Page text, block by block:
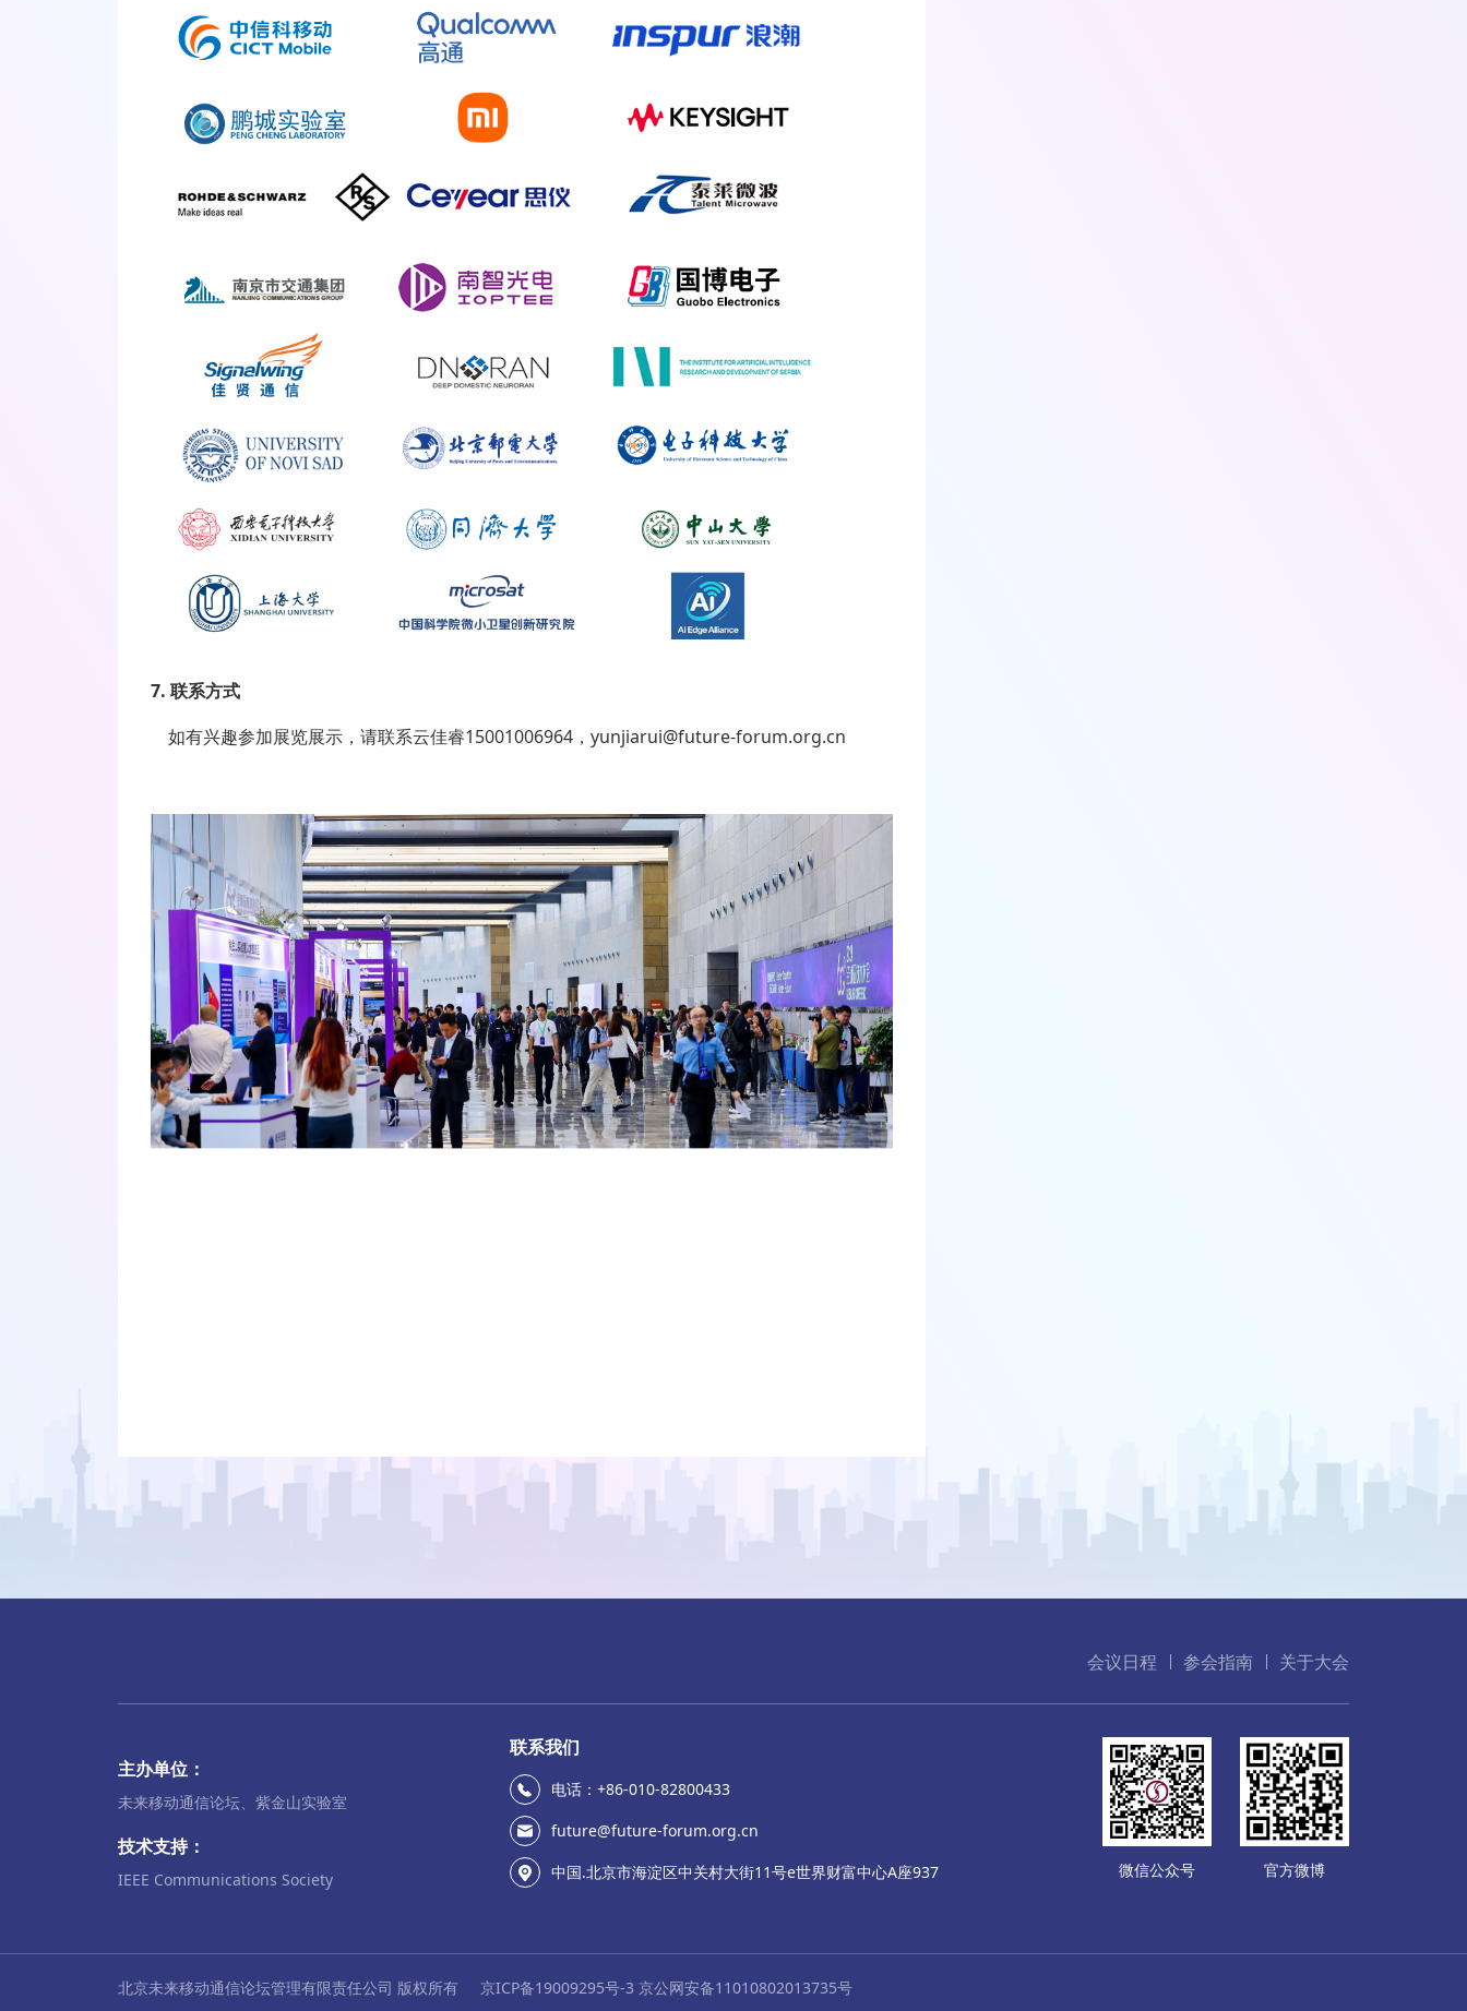
7. 联系方式
如有兴趣参加展览展示，请联系云佳睿15001006964，yunjiarui@future-forum.org.cn
会议日程 参会指南 关于大会
主办单位：
未来移动通信论坛、紫金山实验室
技术支持：
IEEE Communications Society
联系我们
电话：+86-010-82800433
future@future-forum.org.cn
中国.北京市海淀区中关村大街11号e世界财富中心A座937
微信公众号 官方微博
北京未来移动通信论坛管理有限责任公司 版权所有 京ICP备19009295号-3 京公网安备11010802013735号